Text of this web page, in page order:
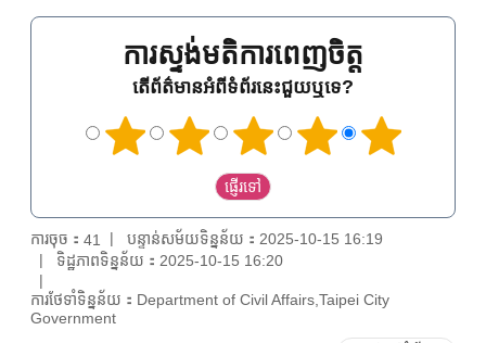
ការស្ទង់មតិការពេញចិត្ត
តើព័ត៌មានអំពីទំព័រនេះជួយឬទេ?
ការចុច： 41
បន្ទាន់សម័យទិន្នន័យ：2025-10-15 16:19
ទិដ្ឋភាពទិន្នន័យ：2025-10-15 16:20
ការថែទាំទិន្នន័យ：Department of Civil Affairs,Taipei City
Government